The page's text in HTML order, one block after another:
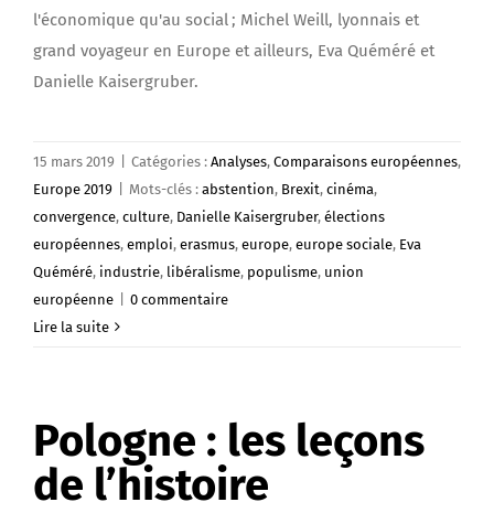
l'économique qu'au social ; Michel Weill, lyonnais et
grand voyageur en Europe et ailleurs, Eva Quéméré et
Danielle Kaisergruber.
15 mars 2019 Catégories : Analyses, Comparaisons européennes,
Europe 2019
Mots-clés : abstention, Brexit, cinéma,
convergence, culture, Danielle Kaisergruber, élections
européennes, emploi, erasmus, europe, europe sociale, Eva
Quéméré, industrie, libéralisme, populisme, union
européenne
0 commentaire
Lire la suite
Pologne : les leçons
de l’histoire